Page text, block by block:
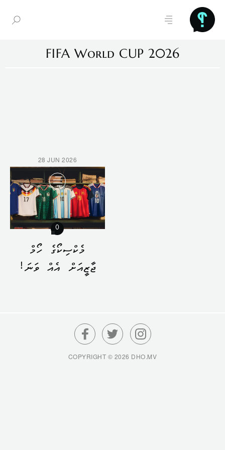
FIFA World CUP 2026
28 JUN 2026
0
މެކްސިކޯގެ ހޯމް
ޖާޒީއަށް އެއް ވަނަ!
COPYRIGHT © 2026 DHO.MV